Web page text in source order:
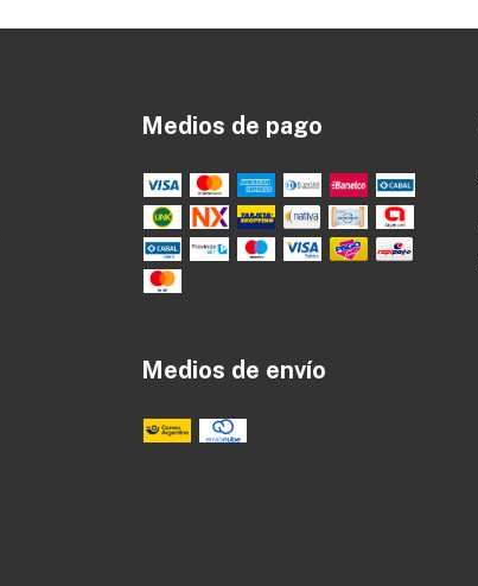
Medios de pago
Medios de envío